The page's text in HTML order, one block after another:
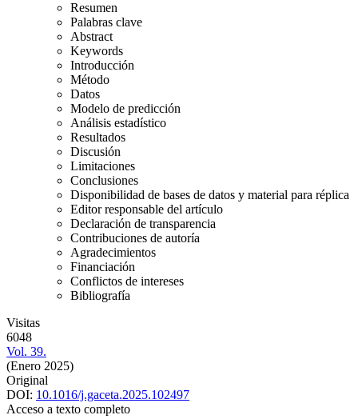
Resumen
Palabras clave
Abstract
Keywords
Introducción
Método
Datos
Modelo de predicción
Análisis estadístico
Resultados
Discusión
Limitaciones
Conclusiones
Disponibilidad de bases de datos y material para réplica
Editor responsable del artículo
Declaración de transparencia
Contribuciones de autoría
Agradecimientos
Financiación
Conflictos de intereses
Bibliografía
Visitas
6048
Vol. 39.
(Enero 2025)
Original
DOI: 10.1016/j.gaceta.2025.102497
Acceso a texto completo